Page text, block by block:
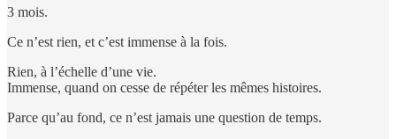
3 mois.
Ce n’est rien, et c’est immense à la fois.
Rien, à l’échelle d’une vie.
Immense, quand on cesse de répéter les mêmes histoires.
Parce qu’au fond, ce n’est jamais une question de temps.